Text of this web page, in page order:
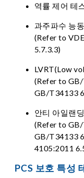
역률 제어 테
과주파수 능
(Refer to
5.7.3.3)
LVRT(Low
(Refer to
GB/T34133
안티 아일랜
(Refer to
GB/T34133
4105:2011
PCS 보호 특성